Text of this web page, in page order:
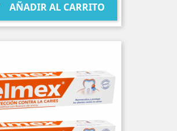
AÑADIR AL CARRITO